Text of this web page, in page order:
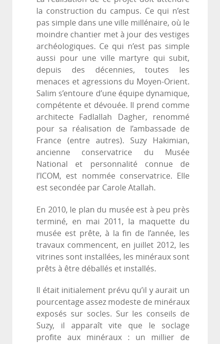
la construction du campus. Ce qui n’est
pas simple dans une ville millénaire, où le
moindre chantier met à jour des vestiges
archéologiques. Ce qui n’est pas simple
aussi pour une ville martyre qui subit,
depuis des décennies, toutes les
menaces et agressions du Moyen-Orient.
Salim s’entoure d’une équipe dynamique,
compétente et dévouée. Il prend comme
architecte Fadlallah Dagher, renommé
pour sa réalisation de l’ambassade de
France (entre autres). Suzy Hakimian,
ancienne conservatrice du Musée
National et personnalité connue de
l’ICOM, est nommée conservatrice. Elle
est secondée par Carole Atallah.
En 2010, le plan du musée est à peu près
terminé, en mai 2011, la maquette du
musée est prête, à la fin de l’année, les
travaux commencent, en juillet 2012, les
vitrines sont installées, les minéraux sont
prêts à être déballés et installés.
Il était initialement prévu qu’il y aurait un
pourcentage assez modeste de minéraux
exposés sur socles. Sur les conseils de
Suzy, il apparaît vite que le soclage
profite aux minéraux : un millier de